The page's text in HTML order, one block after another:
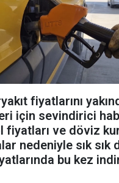
fiyatlarını
için sevindirici
fiyatları ve döviz
nedeniyle sık sık
bu kez